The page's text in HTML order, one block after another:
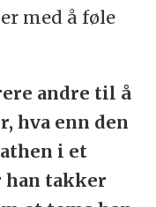
med å føle
andre til å
hva enn den
i et
han takker